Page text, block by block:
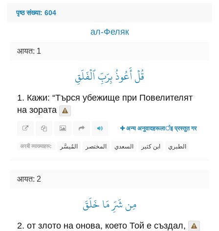
पृष्ठ संख्या: 604
ал-Феляк
आयत: 1
قُلۡ أَعُوذُ بِرَبِّ ٱلۡفَلَقِ
1. Кажи: “Търся убежище при Повелителят
на зората
अन्य अनुवादहरूलार्इ प्रस्तुत गर
अरबी व्याख्याहरू: المُيسَّر المختصر السعدي ابن كثير الطبري
आयत: 2
مِن شَرِّ مَا خَلَقَ
2. от злото на онова, което Той е създал,